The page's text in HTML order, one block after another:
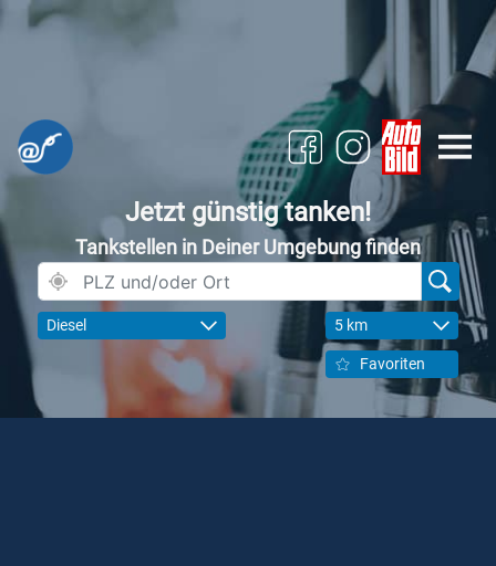
Jetzt günstig tanken!
Tankstellen in Deiner Umgebung finden
Diesel 5 km
Favoriten